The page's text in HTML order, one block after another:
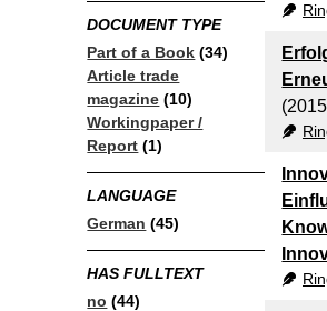
DOCUMENT TYPE
Part of a Book (34)
Article trade
magazine (10)
Workingpaper /
Report (1)
LANGUAGE
German (45)
HAS FULLTEXT
no (44)